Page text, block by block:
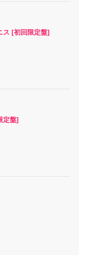
ス [初回限定盤]
定盤]